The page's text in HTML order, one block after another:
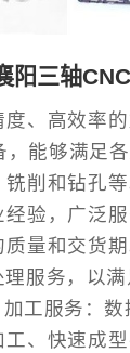
阳三轴
度、高效率
，能够满足
削和钻孔
验，广泛
量和交货
服务，以
工服务：
、快速成